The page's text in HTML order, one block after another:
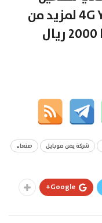
شركة يمن موبايل
صنعاء
Google+